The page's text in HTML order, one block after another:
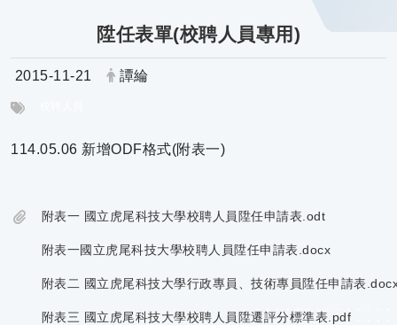
陞任表單(校聘人員專用)
日期：
2015-11-21 發布者：
譚綸
114.05.06 新增ODF格式(附表一)
附表一 國立虎尾科技大學校聘人員陞任申請表.odt
附表一國立虎尾科技大學校聘人員陞任申請表.docx
附表二 國立虎尾科技大學行政專員、技術專員陞任申請表
附表三 國立虎尾科技大學校聘人員陞遷評分標準表.pdf